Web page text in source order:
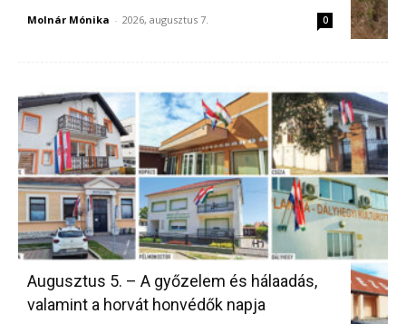
Molnár Mónika - 2026, augusztus 7. 0
Augusztus 5. – A győzelem és hálaadás,
valamint a horvát honvédők napja